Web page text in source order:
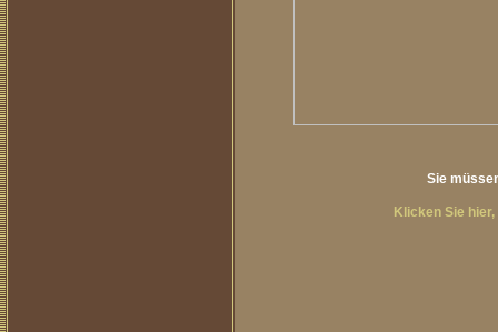
Sie
Klicken Sie